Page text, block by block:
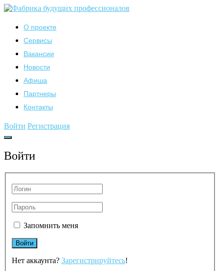
О проекте
Сервисы
Вакансии
Новости
Афиша
Партнеры
Контакты
Войти Регистрация
Войти
Запомнить меня
Нет аккаунта? Зарегистрируйтесь!